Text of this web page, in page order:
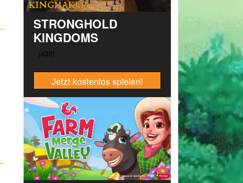
STRONGHOLD
KINGDOMS
Jetzt kostenlos spielen!